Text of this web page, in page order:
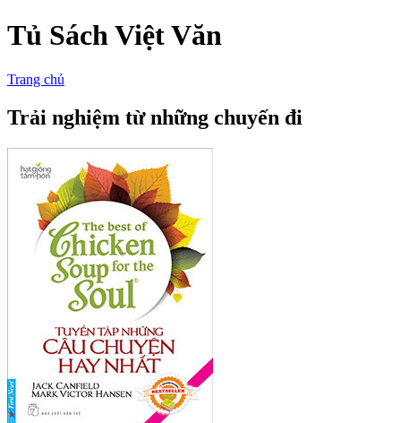
Tủ Sách Việt Văn
Trang chủ
Trải nghiệm từ những chuyến đi